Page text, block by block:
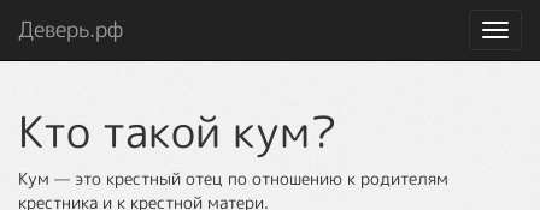
Деверь.рф
Кто такой кум?
Кум — это крестный отец по отношению к родителям
крестника и к крестной матери.